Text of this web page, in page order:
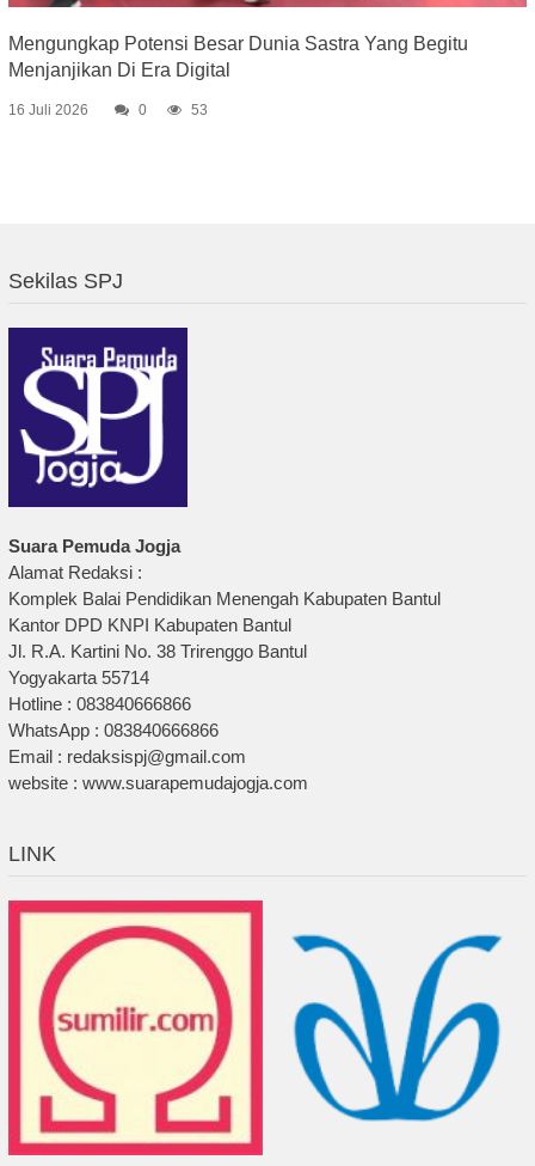
Mengungkap Potensi Besar Dunia Sastra Yang Begitu
Menjanjikan Di Era Digital
16 Juli 2026 0 53
Sekilas SPJ
Suara Pemuda Jogja
Alamat Redaksi :
Komplek Balai Pendidikan Menengah Kabupaten Bantul
Kantor DPD KNPI Kabupaten Bantul
Jl. R.A. Kartini No. 38 Trirenggo Bantul
Yogyakarta 55714
Hotline : 083840666866
WhatsApp : 083840666866
Email : redaksispj@gmail.com
website : www.suarapemudajogja.com
LINK